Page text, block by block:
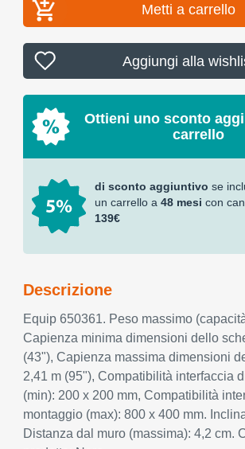
Metti a carrello
Aggiungi alla
Ottieni uno sconto
carrello
di sconto aggiuntivo se
un carrello a 48 mesi con
139€
Descrizione
Equip 650361. Peso massimo
Capienza minima dimensioni dello
(43"), Capienza massima dimensioni
2,41 m (95"), Compatibilità interfaccia
(min): 200 x 200 mm, Compatibilità
montaggio (max): 800 x 400 mm.
Distanza dal muro (massima): 4,2 cm.